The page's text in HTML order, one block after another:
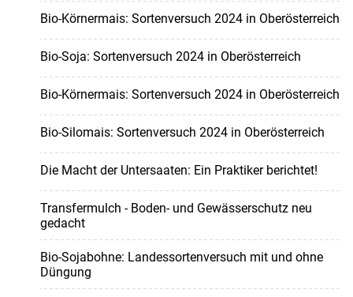
Bio-Körnermais: Sortenversuch 2024 in Oberösterreich
Bio-Soja: Sortenversuch 2024 in Oberösterreich
Bio-Körnermais: Sortenversuch 2024 in Oberösterreich
Bio-Silomais: Sortenversuch 2024 in Oberösterreich
Die Macht der Untersaaten: Ein Praktiker berichtet!
Transfermulch - Boden- und Gewässerschutz neu
gedacht
Bio-Sojabohne: Landessortenversuch mit und ohne
Düngung